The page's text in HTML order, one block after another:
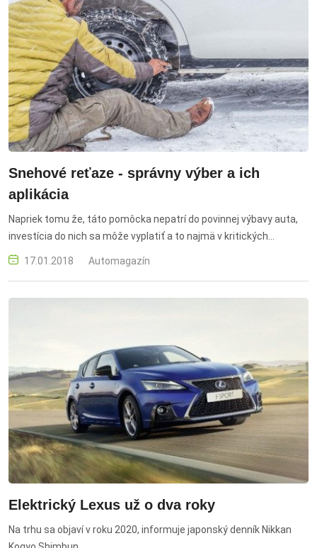
Snehové reťaze - správny výber a ich
aplikácia
Napriek tomu že, táto pomôcka nepatrí do povinnej výbavy auta,
investícia do nich sa môže vyplatiť a to najmä v kritických
situáciách.
17.01.2018 Automagazín
Elektrický Lexus už o dva roky
Na trhu sa objaví v roku 2020, informuje japonský denník Nikkan